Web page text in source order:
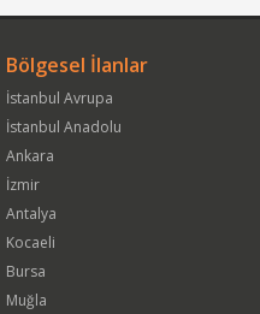
Bölgesel İlanlar
İstanbul Avrupa
İstanbul Anadolu
Ankara
İzmir
Antalya
Kocaeli
Bursa
Muğla